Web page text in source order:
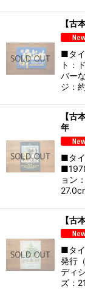
【古
■タ
ト：
バー
ジ：
【古
年
■タ
ョン
【古
■タ
発行
ディ
ズ：